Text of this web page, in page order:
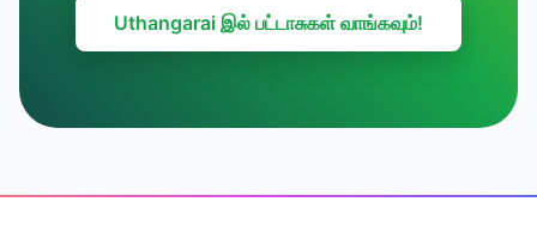
Uthangarai இல் பட்டாசுகள் வாங்கவும்!